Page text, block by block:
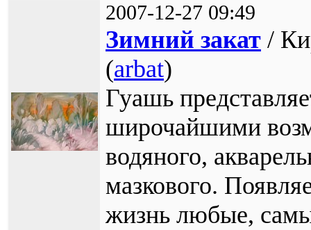
2007-12-27 09:49
Зимний закат /
(arbat)
Гуашь
широчайшими
водяного,
мазкового.
жизнь любые,